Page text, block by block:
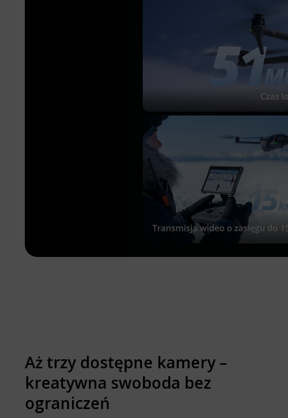
Aż trzy dostępne kamery –
kreatywna swoboda bez
ograniczeń